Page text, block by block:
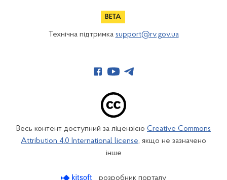
Технічна підтримка support@rv.gov.ua
Весь контент доступний за ліцензією Creative Commons
Attribution 4.0 International license, якщо не зазначено
інше
розробник порталу